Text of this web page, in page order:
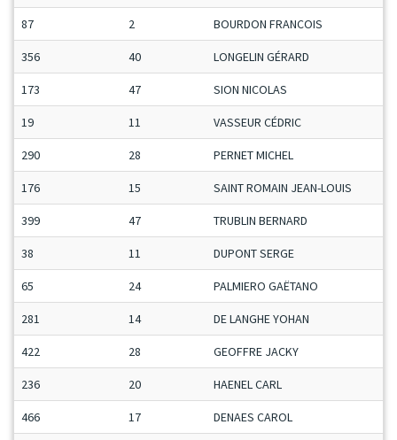
87 2 BOURDON FRANCOIS
356 40 LONGELIN GÉRARD
173 47 SION NICOLAS
19 11 VASSEUR CÉDRIC
290 28 PERNET MICHEL
176 15 SAINT ROMAIN JEAN-LOUIS
399 47 TRUBLIN BERNARD
38 11 DUPONT SERGE
65 24 PALMIERO GAËTANO
281 14 DE LANGHE YOHAN
422 28 GEOFFRE JACKY
236 20 HAENEL CARL
466 17 DENAES CAROL